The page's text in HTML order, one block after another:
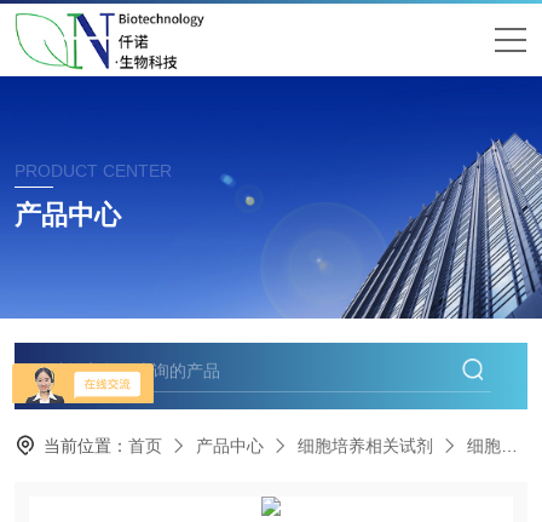
PRODUCT CENTER
产品中心
当前位置： 首页 产品中心 细胞培养相关试剂 细胞转染试剂